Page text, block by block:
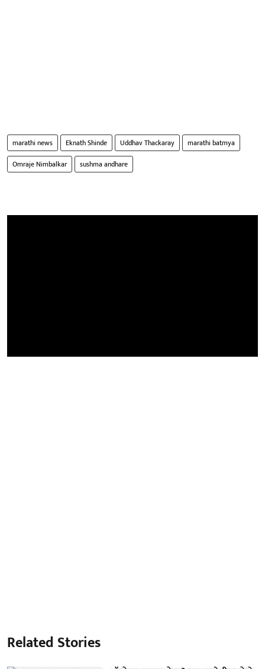
marathi news Eknath Shinde Uddhav Thackaray
marathi batmya
Omraje Nimbalkar
sushma andhare
Related Stories